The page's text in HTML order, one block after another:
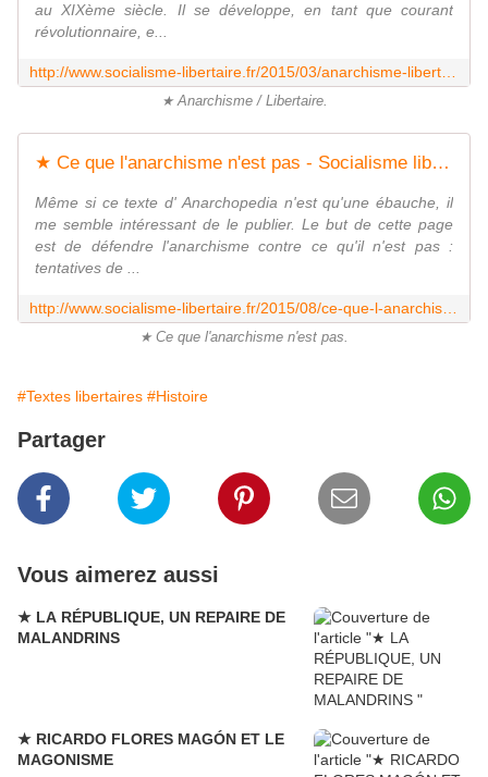
au XIXème siècle. Il se développe, en tant que courant
révolutionnaire, e...
★ Anarchisme / Libertaire.
★ Ce que l'anarchisme n'est pas - Socialisme libertaire
Même si ce texte d' Anarchopedia n'est qu'une ébauche, il
me semble intéressant de le publier. Le but de cette page
est de défendre l'anarchisme contre ce qu'il n'est pas :
tentatives de ...
★ Ce que l'anarchisme n'est pas.
#Textes libertaires #Histoire
Partager
Vous aimerez aussi
★ LA RÉPUBLIQUE, UN REPAIRE DE
MALANDRINS
★ RICARDO FLORES MAGÓN ET LE
MAGONISME